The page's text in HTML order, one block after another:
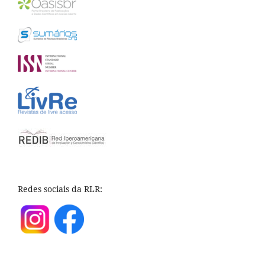
Redes sociais da RLR: